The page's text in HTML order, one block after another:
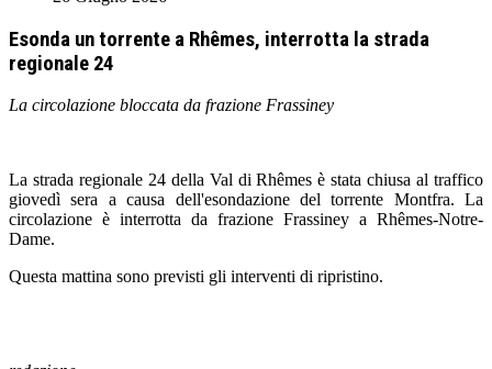
Esonda un torrente a Rhêmes, interrotta la strada
regionale 24
La circolazione bloccata da frazione Frassiney
La strada regionale 24 della Val di Rhêmes è stata chiusa al traffico
giovedì sera a causa dell'esondazione del torrente Montfra. La
circolazione è interrotta da frazione Frassiney a Rhêmes-Notre-
Dame.
Questa mattina sono previsti gli interventi di ripristino.